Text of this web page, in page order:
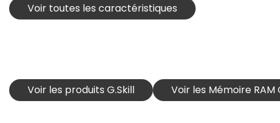
Voir toutes les caractéristiques
Voir les produits G.Skill Voir les Mémoire RAM